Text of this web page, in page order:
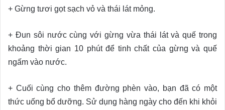
+ Gừng tươi gọt sạch vỏ và thái lát mỏng.
+ Đun sôi nước cùng với gừng vừa thái lát và quế trong
khoảng thời gian 10 phút để tinh chất của gừng và quế
ngấm vào nước.
+ Cuối cùng cho thêm đường phèn vào, bạn đã có một
thức uống bổ dưỡng. Sử dụng hàng ngày cho đến khi khỏi